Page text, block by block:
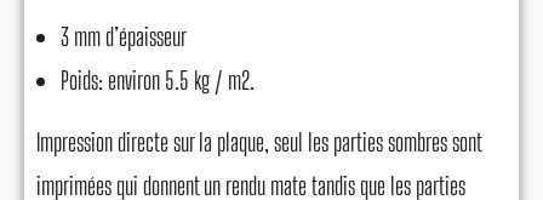
3 mm d’épaisseur
Poids: environ 5.5 kg / m2.
Impression directe sur la plaque, seul les parties sombres sont
imprimées qui donnent un rendu mate tandis que les parties